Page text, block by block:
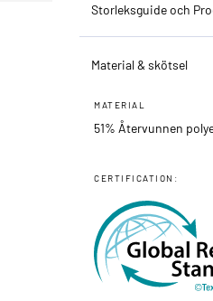
Storleksguide och
Material & skötsel
MATERIAL
51% Återvunnen
CERTIFICATION: